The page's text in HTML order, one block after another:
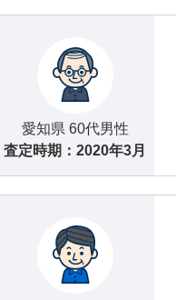
愛知県 60代男性
査定時期： 2020年3月